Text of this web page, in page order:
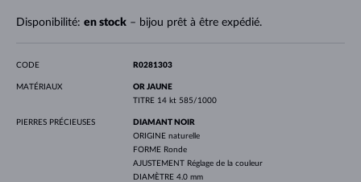
Disponibilité: en stock– bijou prêt à être expédié.
CODE R0281303
MATÉRIAUX
OR JAUNE
TITRE 14 kt 585/1000
PIERRES PRÉCIEUSES
DIAMANT NOIR
ORIGINE naturelle
FORME Ronde
AJUSTEMENT Réglage de la couleur
DIAMÈTRE 4.0 mm